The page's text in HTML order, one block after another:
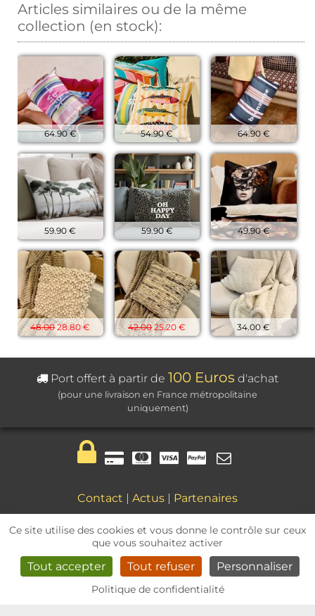
Ce site utilise des cookies et vous donne le contrôle sur ceux
que vous souhaitez activer
Tout accepter Tout refuser Personnaliser
Politique de confidentialité
Articles similaires ou de la même
collection (en stock):
64.90 € 54.90 € 64.90 €
59.90 € 59.90 € 49.90 €
48.0028.80 € 42.0025.20 € 34.00 €
Port offert à partir de 100 Euros d'achat
(pour une livraison en France métropolitaine
uniquement)
Contact Actus Partenaires
Mentions légales|CGV